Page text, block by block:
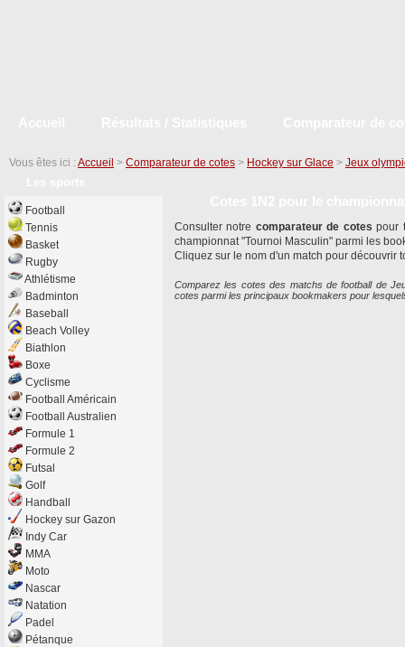
Vous êtes ici : Accueil > Comparateur de cotes > Hockey sur Glace > Jeux
Consulter notre comparateur de cotes pour
championnat "Tournoi Masculin" parmi les
Cliquez sur le nom d'un match pour découvrir
Comparez les cotes des matchs de football de
cotes parmi les principaux bookmakers pour
Football
Tennis
Basket
Rugby
Athlétisme
Badminton
Baseball
Beach Volley
Biathlon
Boxe
Cyclisme
Football Américain
Football Australien
Formule 1
Formule 2
Futsal
Golf
Handball
Hockey sur Gazon
Indy Car
MMA
Moto
Nascar
Natation
Padel
Pétanque